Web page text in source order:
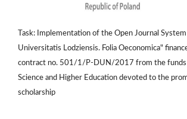
Task: Implementation of the Open Journal
Universitatis Lodziensis. Folia Oeconomica"
contract no. 501/1/P-DUN/2017 from the
Science and Higher Education devoted to the
scholarship